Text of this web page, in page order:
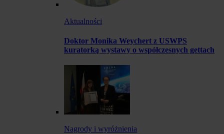
Aktualności
Doktor Monika Weychert z USWPS
kuratorką wystawy o współczesnych gettach
Nagrody i wyróżnienia